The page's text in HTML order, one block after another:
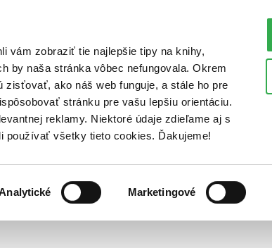
vám zobraziť tie najlepšie tipy na knihy,
by naša stránka vôbec nefungovala. Okrem
ako náš web funguje, a stále ho pre
stránku pre vašu lepšiu orientáciu.
reklamy. Niektoré údaje zdieľame aj s
používať všetky tieto cookies. Ďakujeme!
Marketingové